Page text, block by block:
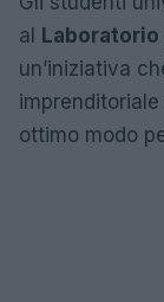
al
un’iniziativa
ottimo modo